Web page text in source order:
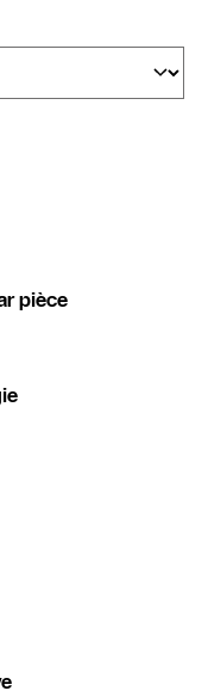
pièce